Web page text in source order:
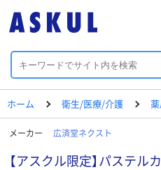
ホーム 衛生/医療/介護
メーカー 広済堂ネクスト
【アスクル限定】パステル